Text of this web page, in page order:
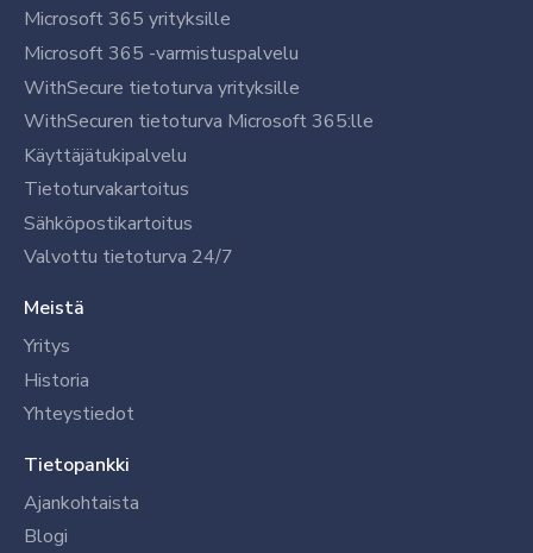
Microsoft 365 yrityksille
Microsoft 365 -varmistuspalvelu
WithSecure tietoturva yrityksille
WithSecuren tietoturva Microsoft 365:lle
Käyttäjätukipalvelu
Tietoturvakartoitus
Sähköpostikartoitus
Valvottu tietoturva 24/7
Meistä
Yritys
Historia
Yhteystiedot
Tietopankki
Ajankohtaista
Blogi